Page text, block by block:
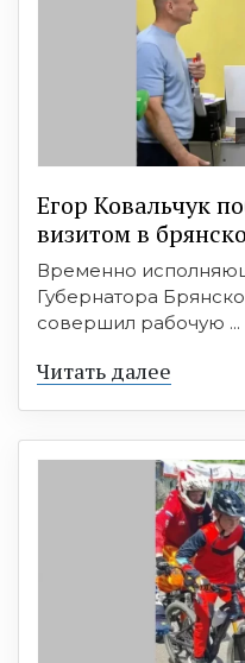
Егор Ковальчук
визитом в
Временно
Губернатора
совершил рабочую ...
Читать далее